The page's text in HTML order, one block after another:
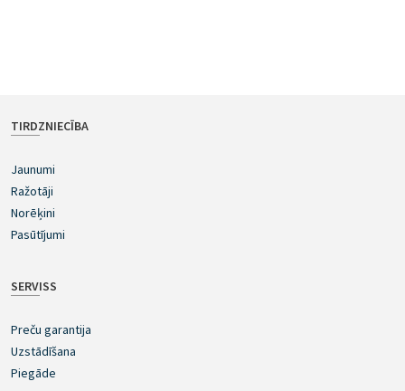
TIRDZNIECĪBA
Jaunumi
Ražotāji
Norēķini
Pasūtījumi
SERVISS
Preču garantija
Uzstādīšana
Piegāde